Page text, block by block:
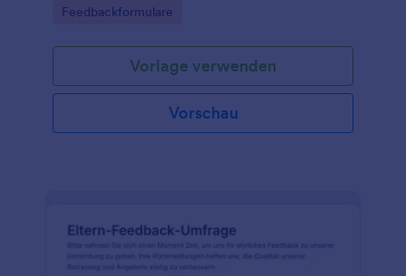
Go to Category:
Feedbackformulare
Vorlage verwenden
Vorschau